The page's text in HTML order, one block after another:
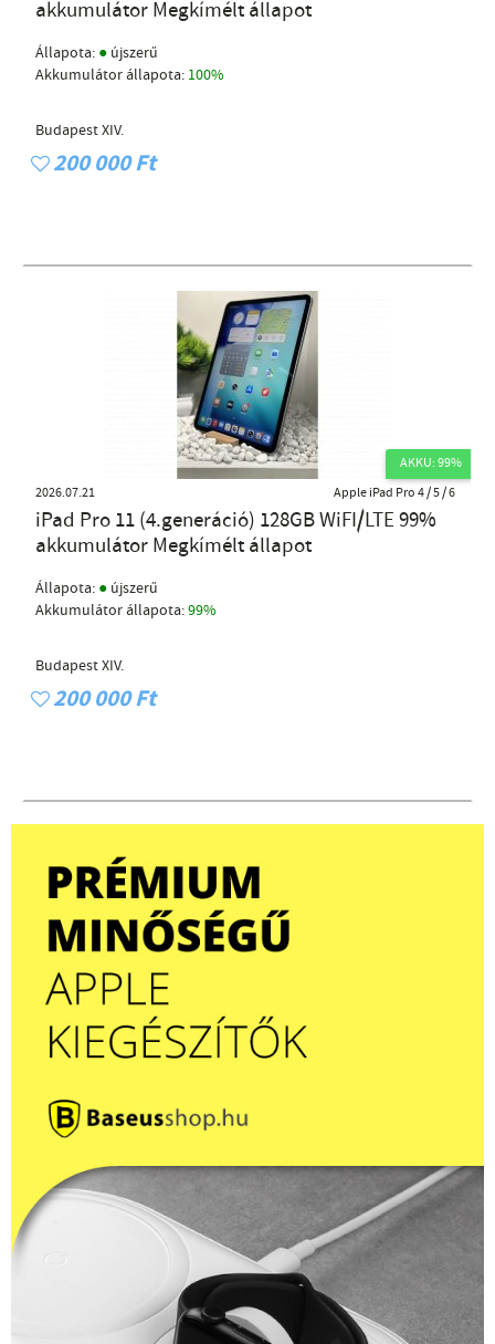
akkumulátor Megkímélt állapot
Állapota: ● újszerű
Akkumulátor állapota: 100%
Budapest XIV.
200 000 Ft
AKKU: 99%
2026.07.21
Apple iPad Pro 4 / 5 / 6
iPad Pro 11 (4.generáció) 128GB WiFI/LTE 99%
akkumulátor Megkímélt állapot
Állapota: ● újszerű
Akkumulátor állapota:99%
Budapest XIV.
200 000 Ft